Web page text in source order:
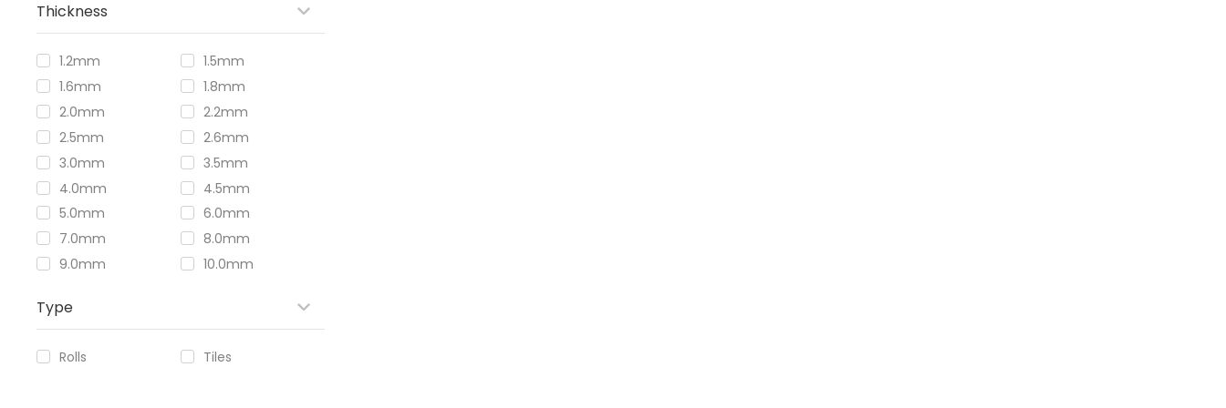
Thickness
1.2mm
1.5mm
1.6mm
1.8mm
2.0mm
2.2mm
2.5mm
2.6mm
3.0mm
3.5mm
4.0mm
4.5mm
5.0mm
6.0mm
7.0mm
8.0mm
9.0mm
10.0mm
Type
Rolls Tiles